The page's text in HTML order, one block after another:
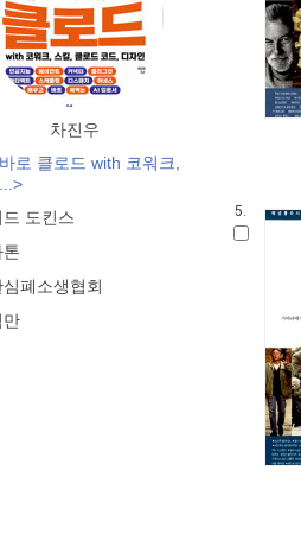
술총서 구간 - 문학/인문(논
는책들 - 건강생활
북하우스)
술총서 신간 - 과학/기술(번
술총서 신간 - 사회과학(번
술총서 신간 - 과학/기술(논
술총서 구간 - 문학/인문(번
차진우
로 클로드 with 코워크,
드 도킨스
톤
폐소생협회
만
5.